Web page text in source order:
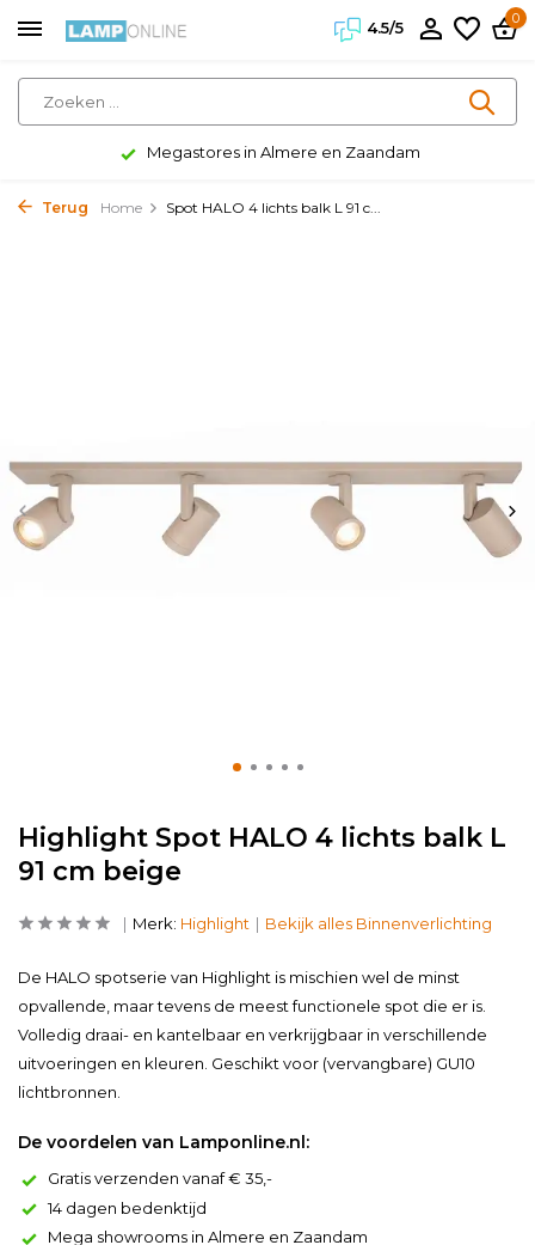
4.5/5
0
Megastores in Almere en Zaandam
Terug Home Spot HALO 4 lichts balk L 91 c...
Highlight Spot HALO 4 lichts balk L
91 cm beige
Merk: Highlight Bekijk alles Binnenverlichting
De HALO spotserie van Highlight is mischien wel de minst
opvallende, maar tevens de meest functionele spot die er is.
Volledig draai- en kantelbaar en verkrijgbaar in verschillende
uitvoeringen en kleuren. Geschikt voor (vervangbare) GU10
lichtbronnen.
De voordelen van Lamponline.nl:
Gratis verzenden vanaf € 35,-
14 dagen bedenktijd
Mega showrooms in Almere en Zaandam